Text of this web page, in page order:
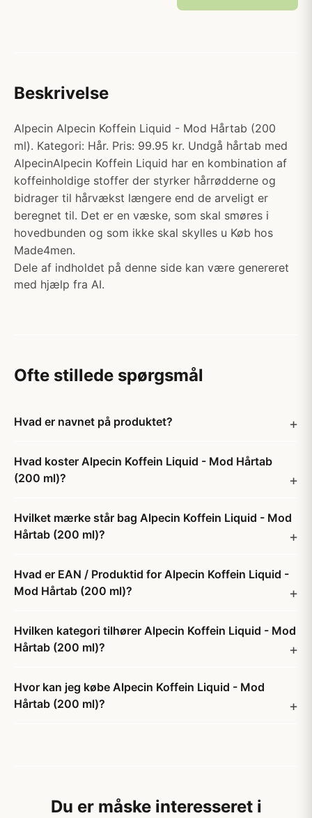
Beskrivelse
Alpecin Alpecin Koffein Liquid - Mod Hårtab (200
ml). Kategori: Hår. Pris: 99.95 kr. Undgå hårtab med
AlpecinAlpecin Koffein Liquid har en kombination af
koffeinholdige stoffer der styrker hårrødderne og
bidrager til hårvækst længere end de arveligt er
beregnet til. Det er en væske, som skal smøres i
hovedbunden og som ikke skal skylles u Køb hos
Made4men.
Dele af indholdet på denne side kan være genereret
med hjælp fra AI.
Ofte stillede spørgsmål
Hvad er navnet på produktet?
Hvad koster Alpecin Koffein Liquid - Mod Hårtab
(200 ml)?
Hvilket mærke står bag Alpecin Koffein Liquid - Mod
Hårtab (200 ml)?
Hvad er EAN / Produktid for Alpecin Koffein Liquid -
Mod Hårtab (200 ml)?
Hvilken kategori tilhører Alpecin Koffein Liquid - Mod
Hårtab (200 ml)?
Hvor kan jeg købe Alpecin Koffein Liquid - Mod
Hårtab (200 ml)?
Du er måske interesseret i